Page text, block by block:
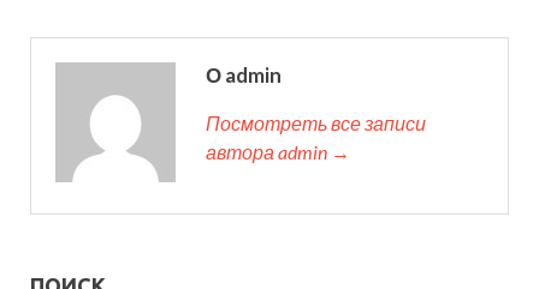
О admin
Посмотреть все записи
автора admin →